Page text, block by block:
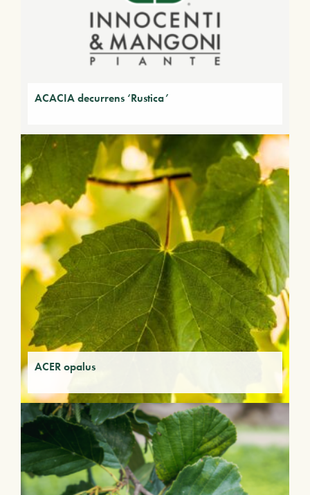
ACACIA decurrens ‘Rustica’
ACER opalus